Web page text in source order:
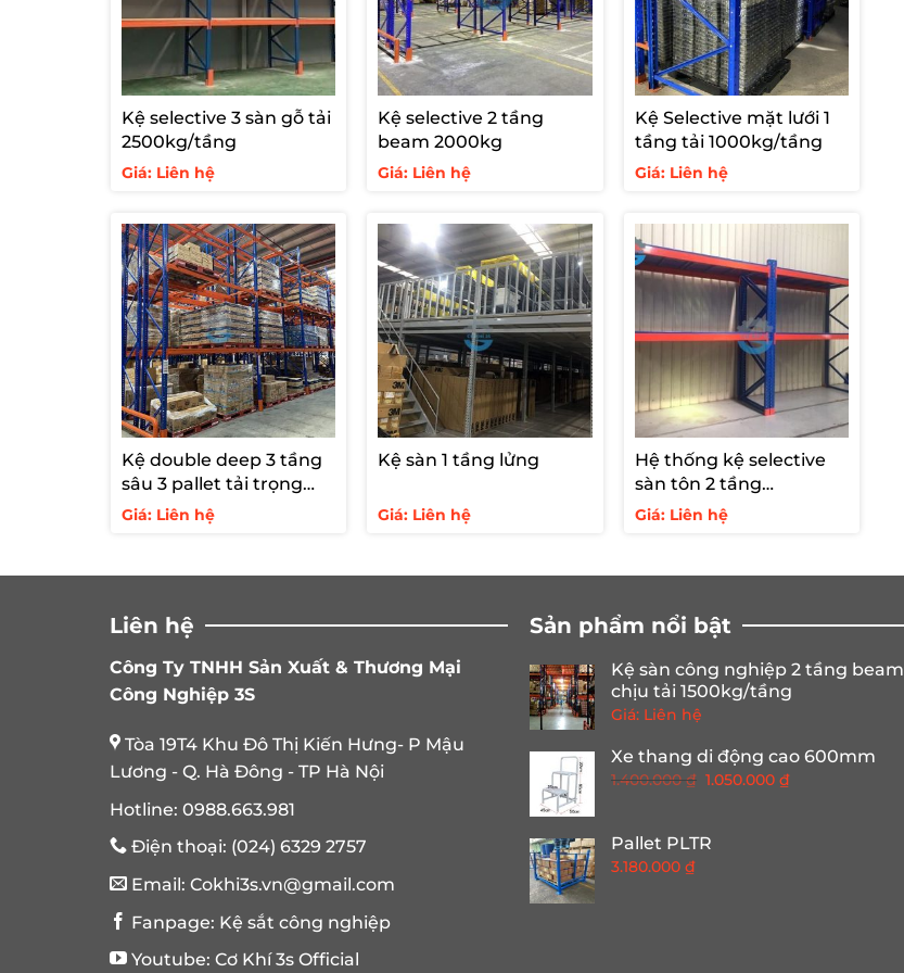
Kệ selective 3 sàn gỗ tải
2500kg/tầng
Giá: Liên hệ
Kệ selective 2 tầng
beam 2000kg
Giá: Liên hệ
Kệ Selective mặt lưới 1
tầng tải 1000kg/tầng
Giá: Liên hệ
Kệ double deep 3 tầng
sâu 3 pallet tải trọng
2000kg/tầng
Giá: Liên hệ
Kệ sàn 1 tầng lửng
Giá: Liên hệ
Hệ thống kệ selective
sàn tôn 2 tầng
3000kg/tầng
Giá: Liên hệ
Liên hệ
Công Ty TNHH Sản Xuất & Thương Mại
Công Nghiệp 3S
Tòa 19T4 Khu Đô Thị Kiến Hưng- P Mậu
Lương - Q. Hà Đông - TP Hà Nội
Hotline: 0988.663.981
Điện thoại: (024) 6329 2757
Email: Cokhi3s.vn@gmail.com
Fanpage: Kệ sắt công nghiệp
Youtube: Cơ Khí 3s Official
Sản phẩm nổi bật
Kệ sàn công nghiệp 2 tầng beam
chịu tải 1500kg/tầng
Giá: Liên hệ
Xe thang di động cao 600mm
1.400.000₫ Giá
1.400.000 ₫.
1.050.000₫Giá
Pallet PLTR
3.180.000₫